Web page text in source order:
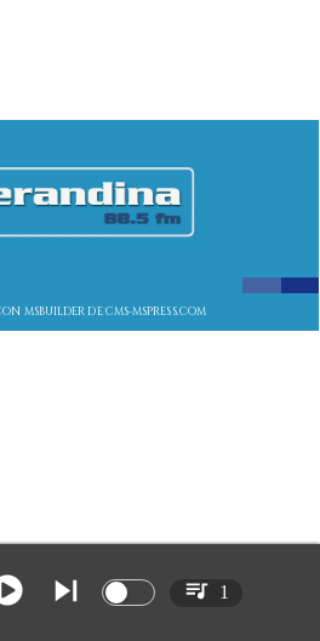
MSBUILDER DE CMS-MSPRESS.COM
1